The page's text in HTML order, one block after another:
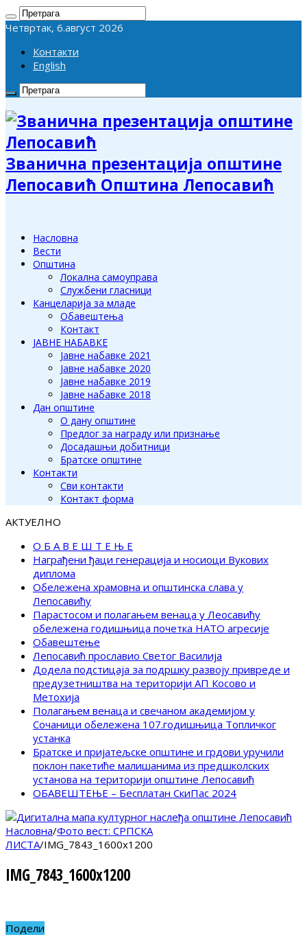
Четвртак, 6.август 2026
Контакти
English
Званична презентација општине
Лепосавић Општина Лепосавић
Насловна
Вести
Општина
Локална самоуправа
Службени гласници
Канцеларија за младе
Обавештења
Контакт
ЈАВНЕ НАБАВКЕ
Јавне набавке 2021
Јавне набавке 2020
Јавне набавке 2019
Јавне набавке 2018
Дан општине
О дану општине
Предлог за награду или признање
Досадашњи добитници
Братске општине
Контакти
Сви контакти
Контакт форма
АКТУЕЛНО
О Б А В Е Ш Т Е Њ Е
Награђени ђаци генерација и носиоци Вукових
диплома
Обележена храмовна и општинска слава у
Лепосавићу
Парастосом и полагањем венаца у Леосавићу
обележена годишњица почетка НАТО агресије
Обавештење
Лепосавић прославио Светог Василија
Додела подстицаја за подршку развоју привреде и
предузетништва на територији АП Косово и
Метохија
Полагањем венаца и свечаном академијом у
Сочаници обележена 107.годишњица Топличког
устанка
Братске и пријатељске општине и грдови уручили
поклон пакетиће малишанима из предшколских
установа на територији општине Лепосавић
ОБАВЕШТЕЊЕ – Бесплатан СкиПас 2024
Насловна/Фото вест: СРПСКА
ЛИСТА/IMG_7843_1600x1200
IMG_7843_1600x1200
Подели